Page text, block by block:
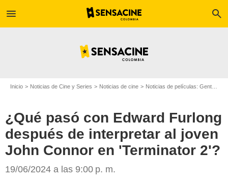
menu search
Inicio Noticias de Cine y Series Noticias de cine Noticias de películas: Gente
¿Qué pasó con Edward Furlong
después de interpretar al joven
John Connor en 'Terminator 2'?
19/06/2024 a las 9:00 p. m.